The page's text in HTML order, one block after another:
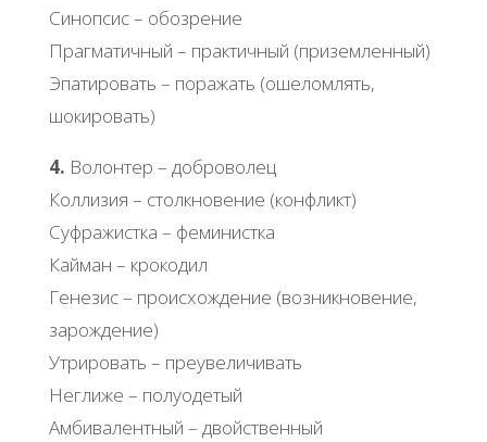
Синопсис – обозрение
Прагматичный – практичный (приземленный)
Эпатировать – поражать (ошеломлять,
шокировать)
4. Волонтер – доброволец
Коллизия – столкновение (конфликт)
Суфражистка – феминистка
Кайман – крокодил
Генезис – происхождение (возникновение,
зарождение)
Утрировать – преувеличивать
Неглиже – полуодетый
Амбивалентный – двойственный